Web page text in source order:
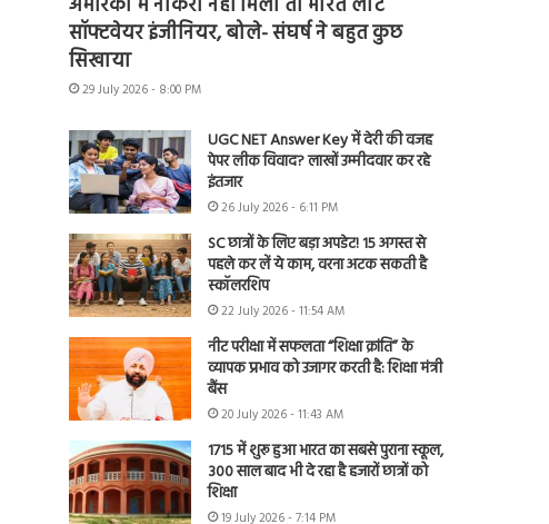
अमेरिका में नौकरी नहीं मिली तो भारत लौटे
सॉफ्टवेयर इंजीनियर, बोले- संघर्ष ने बहुत कुछ
सिखाया
29 July 2026 - 8:00 PM
UGC NET Answer Key में देरी की वजह
पेपर लीक विवाद? लाखों उम्मीदवार कर रहे
इंतजार
26 July 2026 - 6:11 PM
SC छात्रों के लिए बड़ा अपडेट! 15 अगस्त से
पहले कर लें ये काम, वरना अटक सकती है
स्कॉलरशिप
22 July 2026 - 11:54 AM
नीट परीक्षा में सफलता “शिक्षा क्रांति” के
व्यापक प्रभाव को उजागर करती है: शिक्षा मंत्री
बैंस
20 July 2026 - 11:43 AM
1715 में शुरू हुआ भारत का सबसे पुराना स्कूल,
300 साल बाद भी दे रहा है हजारों छात्रों को
शिक्षा
19 July 2026 - 7:14 PM